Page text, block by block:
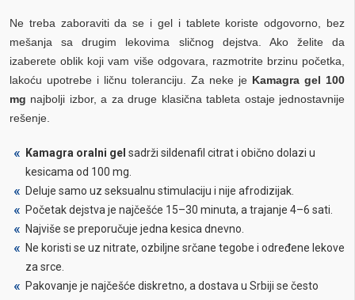
Ne treba zaboraviti da se i gel i tablete koriste odgovorno, bez
mešanja sa drugim lekovima sličnog dejstva. Ako želite da
izaberete oblik koji vam više odgovara, razmotrite brzinu početka,
lakoću upotrebe i ličnu toleranciju. Za neke je Kamagra gel 100
mg najbolji izbor, a za druge klasična tableta ostaje jednostavnije
rešenje.
Kamagra oralni gel sadrži sildenafil citrat i obično dolazi u
kesicama od 100 mg.
Deluje samo uz seksualnu stimulaciju i nije afrodizijak.
Početak dejstva je najčešće 15–30 minuta, a trajanje 4–6 sati.
Najviše se preporučuje jedna kesica dnevno.
Ne koristi se uz nitrate, ozbiljne srčane tegobe i određene lekove
za srce.
Pakovanje je najčešće diskretno, a dostava u Srbiji se često